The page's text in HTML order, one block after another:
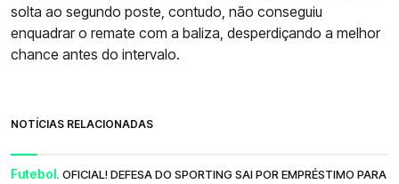
solta ao segundo poste, contudo, não conseguiu
enquadrar o remate com a baliza, desperdiçando a melhor
chance antes do intervalo.
NOTÍCIAS RELACIONADAS
Futebol. OFICIAL! DEFESA DO SPORTING SAI POR EMPRÉSTIMO PARA